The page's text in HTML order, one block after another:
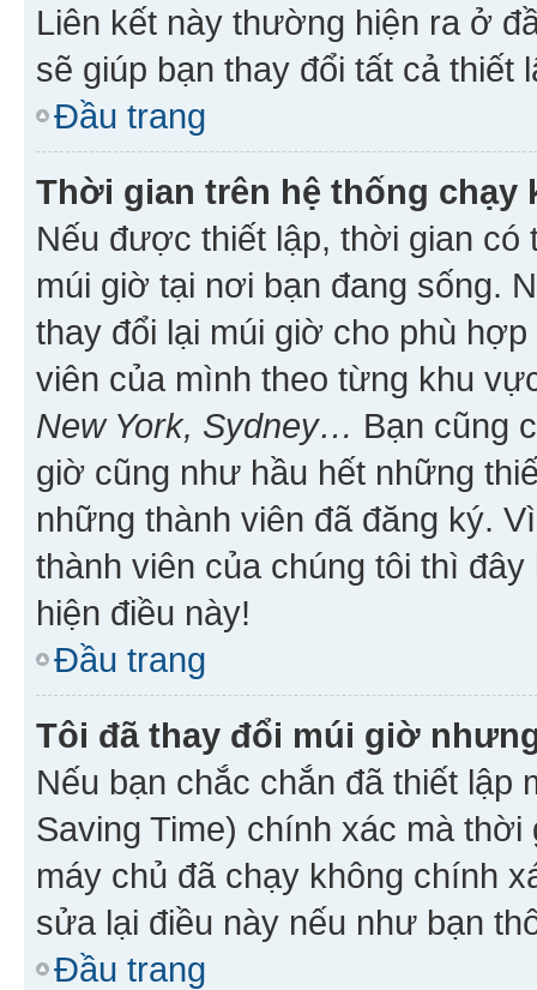
Liên kết này thường hiện ra ở
sẽ giúp bạn thay đổi tất cả thiết
Đầu trang
Thời gian trên hệ thống chạy
Nếu được thiết lập, thời gian
múi giờ tại nơi bạn đang sống.
thay đổi lại múi giờ cho phù
viên của mình theo từng khu
New York, Sydney… Bạn cũng
giờ cũng như hầu hết những
những thành viên đã đăng ký.
thành viên của chúng tôi thì
hiện điều này!
Đầu trang
Tôi đã thay đổi múi giờ
Nếu bạn chắc chắn đã thiết lập
Saving Time) chính xác mà
máy chủ đã chạy không chính
sửa lại điều này nếu như bạn
Đầu trang